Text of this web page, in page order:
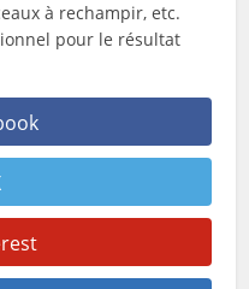
à rechampir, etc.
pour le résultat